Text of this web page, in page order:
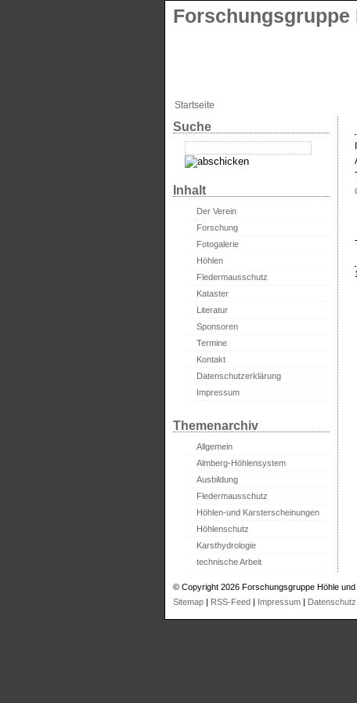
Forschungsgruppe
Startseite
Suche
Inhalt
Der Verein
Forschung
Fotogalerie
Höhlen
Fledermausschutz
Kataster
Literatur
Sponsoren
Termine
Kontakt
Datenschutzerklärung
Impressum
Themenarchiv
Allgemein
Almberg-Höhlensystem
Ausbildung
Fledermausschutz
Höhlen-und Karsterscheinungen
Höhlenschutz
Karsthydrologie
technische Arbeit
© Copyright 2026 Forschungsgruppe Höhle
Sitemap | RSS-Feed | Impressum | Datenschutz